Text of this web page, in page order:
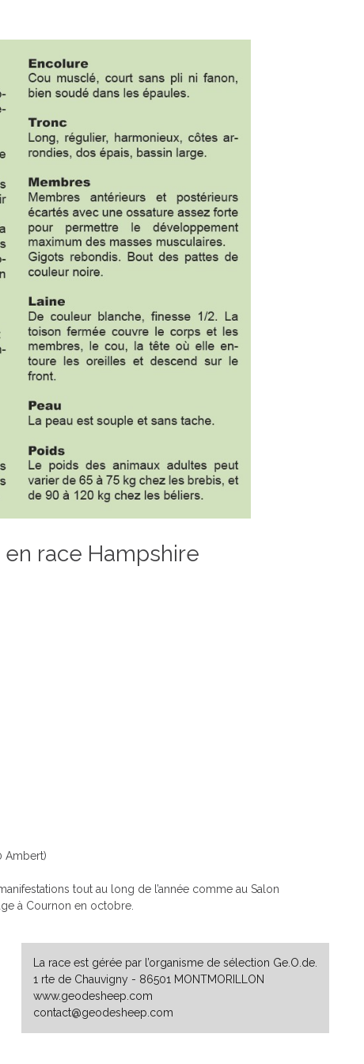
race Hampshire
Ambert)
tout au long de l’année comme au Salon
à Cournon en octobre.
La race est gérée par l’organisme de sélection Ge.O.de.
1 rte de Chauvigny - 86501 MONTMORILLON
www.geodesheep.com
contact@geodesheep.com